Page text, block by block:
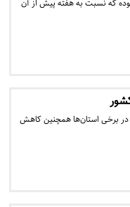
حدود ۱.۵ میلیون وسیله نقلیه بوده که نسبت به هفته پیش از آن
در برخی استان‌ها همچنین کاهش